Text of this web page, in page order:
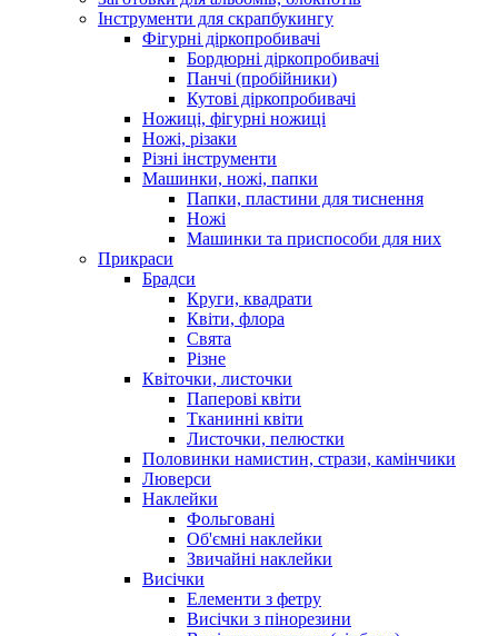
Інструменти для скрапбукингу
Фігурні діркопробивачі
Бордюрні діркопробивачі
Панчі (пробійники)
Кутові діркопробивачі
Ножиці, фігурні ножиці
Ножі, різаки
Різні інструменти
Машинки, ножі, папки
Папки, пластини для тиснення
Ножі
Машинки та приспособи для них
Прикраси
Брадси
Круги, квадрати
Квіти, флора
Свята
Різне
Квіточки, листочки
Паперові квіти
Тканинні квіти
Листочки, пелюстки
Половинки намистин, стрази, камінчики
Люверси
Наклейки
Фольговані
Об'ємні наклейки
Звичайні наклейки
Висічки
Елементи з фетру
Висічки з пінорезини